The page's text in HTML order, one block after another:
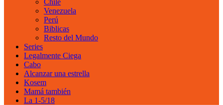
Chile
Venezuela
Perú
Biblicas
Resto del Mundo
Series
Legalmente Ciega
Cabo
Alcanzar una estrella
Kosem
Mamá también
La 1-5/18